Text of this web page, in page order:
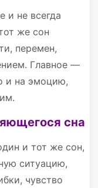
и не всегда
же сон
перемен,
Главное —
и на эмоцию,
сна
и тот же сон,
ситуацию,
чувство